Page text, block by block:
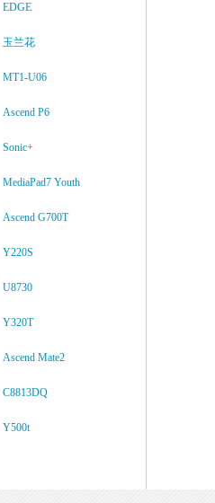
EDGE
玉兰花
MT1-U06
Ascend P6
Sonic+
MediaPad7 Youth
Ascend G700T
Y220S
U8730
Y320T
Ascend Mate2
C8813DQ
Y500t